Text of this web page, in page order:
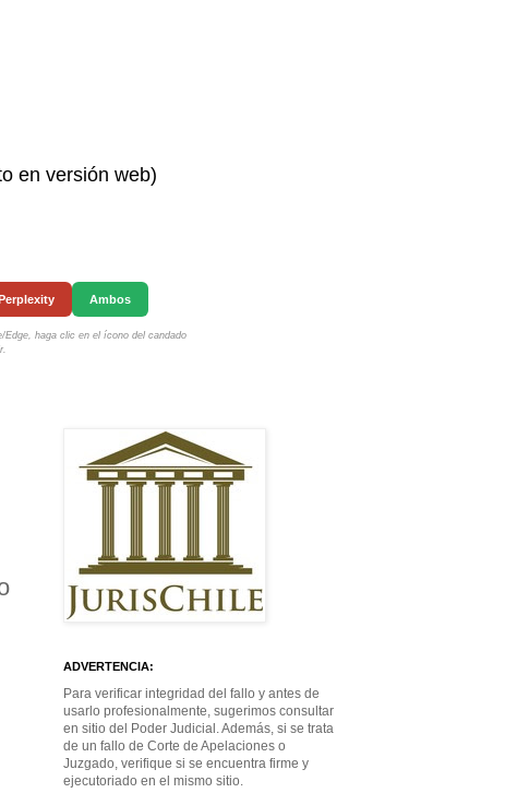
en versión web)
Ambos
haga clic en el ícono del candado
.
ADVERTENCIA:
Para verificar integridad del fallo y antes de
usarlo profesionalmente, sugerimos consultar
en sitio del Poder Judicial. Además, si se trata
de un fallo de Corte de Apelaciones o
Juzgado, verifique si se encuentra firme y
ejecutoriado en el mismo sitio.